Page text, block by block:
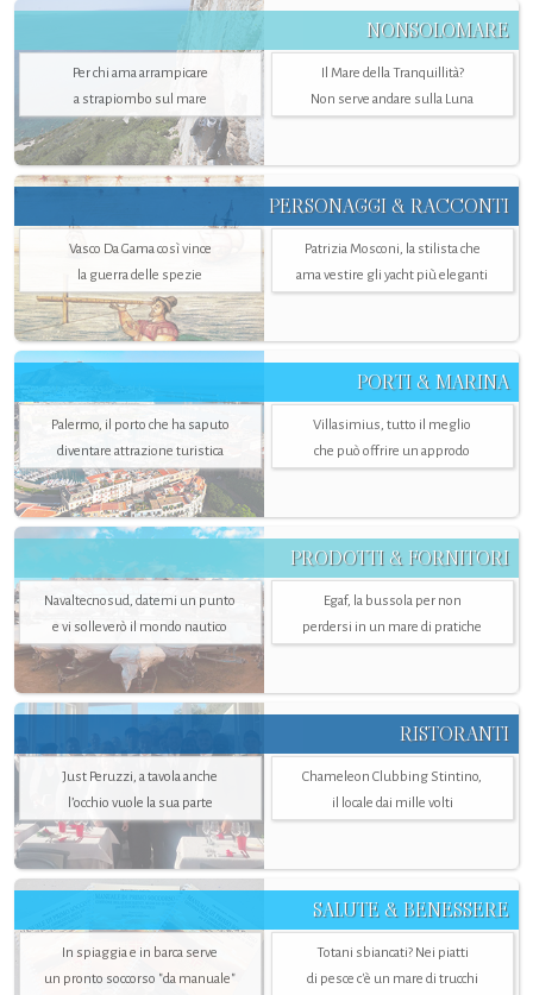
NONSOLOMARE
Per chi ama arrampicare
a strapiombo sul mare
Il Mare della Tranquillità?
Non serve andare sulla Luna
PERSONAGGI & RACCONTI
Vasco Da Gama così vince
la guerra delle spezie
Patrizia Mosconi, la stilista che
ama vestire gli yacht più eleganti
PORTI & MARINA
Palermo, il porto che ha saputo
diventare attrazione turistica
Villasimius, tutto il meglio
che può offrire un approdo
PRODOTTI & FORNITORI
Navaltecnosud, datemi un punto
e vi solleverò il mondo nautico
Egaf, la bussola per non
perdersi in un mare di pratiche
RISTORANTI
Just Peruzzi, a tavola anche
l’occhio vuole la sua parte
Chameleon Clubbing Stintino,
il locale dai mille volti
SALUTE & BENESSERE
In spiaggia e in barca serve
un pronto soccorso "da manuale"
Totani sbiancati? Nei piatti
di pesce c'è un mare di trucchi